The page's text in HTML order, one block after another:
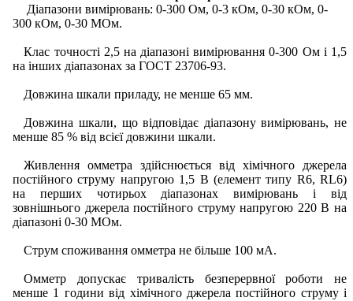
Діапазони вимірювань: 0-300 Ом, 0-3 кОм, 0-30 кОм, 0-
300 кОм, 0-30 МОм.
Клас точності 2,5 на діапазоні вимірювання 0-300 Ом і 1,5
на інших діапазонах за ГОСТ 23706-93.
Довжина шкали приладу, не менше 65 мм.
Довжина шкали, що відповідає діапазону вимірювань, не
менше 85 % від всієї довжини шкали.
Живлення омметра здійснюється від хімічного джерела
постійного струму напругою 1,5 В (елемент типу R6, RL6)
на перших чотирьох діапазонах вимірювань і від
зовнішнього джерела постійного струму напругою 220 В на
діапазоні 0-30 МОм.
Струм споживання омметра не більше 100 мА.
Омметр допускає тривалість безперервної роботи не
менше 1 години від хімічного джерела постійного струму і